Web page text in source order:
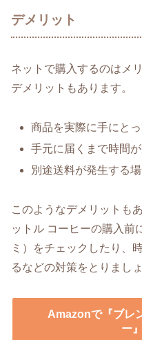
デメリット
ネットで購入するのはメ
デメリットもあります。
商品を実際に手にと
手元に届くまで時間
別途送料が発生する
このようなデメリットも
ットル コーヒーの購入前
ミ）をチェックしたり、
るなどの対策をとりましょ
Amazonで『ブレ
ー